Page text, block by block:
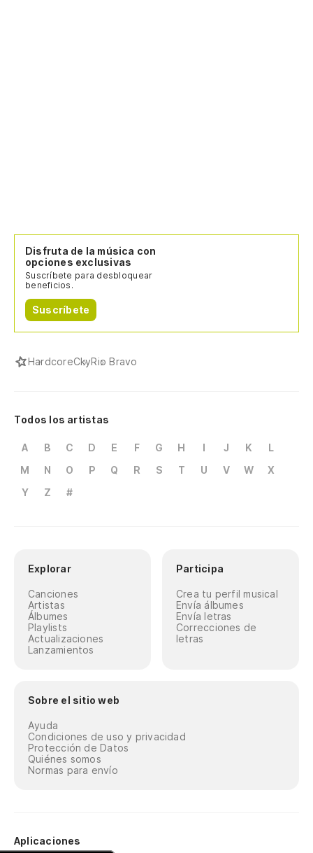
Disfruta de la música con
opciones exclusivas
Suscríbete para desbloquear
beneficios.
Suscríbete
HardcoreCkyRio Bravo
Todos los artistas
A B C D E F G H I J K
L
M
N O P Q R S T U V W
X
Y
Z #
Explorar
Canciones
Artistas
Álbumes
Playlists
Actualizaciones
Lanzamientos
Participa
Crea tu perfil musical
Envía álbumes
Envía letras
Correcciones de
letras
Sobre el sitio web
Ayuda
Condiciones de uso y privacidad
Protección de Datos
Quiénes somos
Normas para envío
Aplicaciones